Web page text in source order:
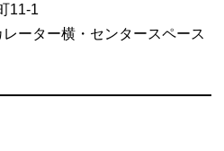
11-1
ーター横・センタースペース